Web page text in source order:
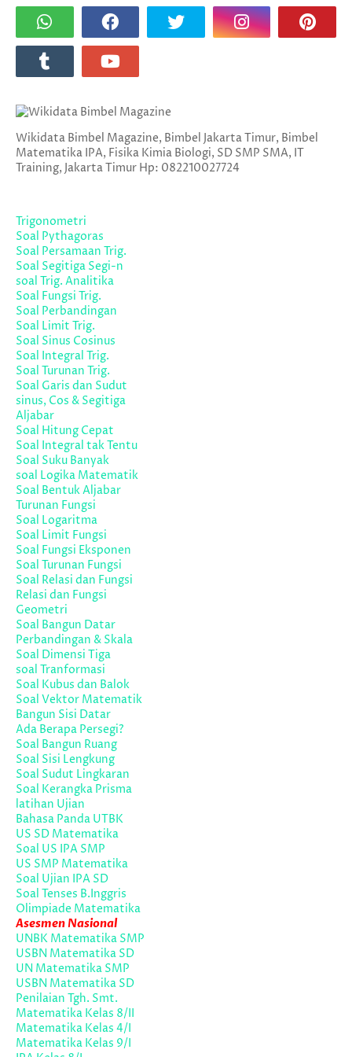
Wikidata Bimbel Magazine, Bimbel Jakarta Timur, Bimbel
Matematika IPA, Fisika Kimia Biologi, SD SMP SMA, IT
Training, Jakarta Timur Hp: 082210027724
Trigonometri
Soal Pythagoras
Soal Persamaan Trig.
Soal Segitiga Segi-n
soal Trig. Analitika
Soal Fungsi Trig.
Soal Perbandingan
Soal Limit Trig.
Soal Sinus Cosinus
Soal Integral Trig.
Soal Turunan Trig.
Soal Garis dan Sudut
sinus, Cos & Segitiga
Aljabar
Soal Hitung Cepat
Soal Integral tak Tentu
Soal Suku Banyak
soal Logika Matematik
Soal Bentuk Aljabar
Turunan Fungsi
Soal Logaritma
Soal Limit Fungsi
Soal Fungsi Eksponen
Soal Turunan Fungsi
Soal Relasi dan Fungsi
Relasi dan Fungsi
Geometri
Soal Bangun Datar
Perbandingan & Skala
Soal Dimensi Tiga
soal Tranformasi
Soal Kubus dan Balok
Soal Vektor Matematik
Bangun Sisi Datar
Ada Berapa Persegi?
Soal Bangun Ruang
Soal Sisi Lengkung
Soal Sudut Lingkaran
Soal Kerangka Prisma
latihan Ujian
Bahasa Panda UTBK
US SD Matematika
Soal US IPA SMP
US SMP Matematika
Soal Ujian IPA SD
Soal Tenses B.Inggris
Olimpiade Matematika
Asesmen Nasional
UNBK Matematika SMP
USBN Matematika SD
UN Matematika SMP
USBN Matematika SD
Penilaian Tgh. Smt.
Matematika Kelas 8/II
Matematika Kelas 4/I
Matematika Kelas 9/I